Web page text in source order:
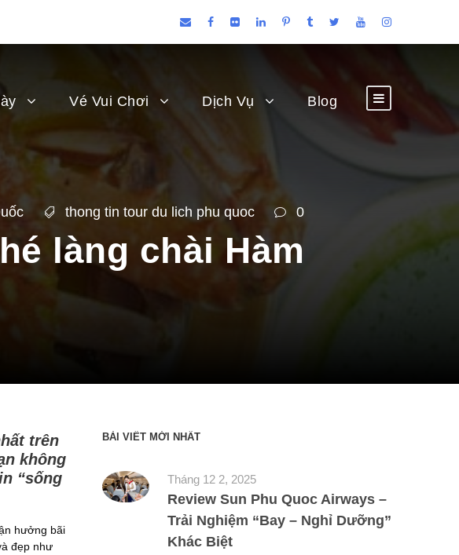
Vé Vui Chơi Dịch Vụ Blog
thong tin tour du lich phu quoc 0
làng chài Hàm
trên
không
“sống
hưởng bãi
đẹp như
BÀI VIẾT MỚI NHẤT
Tháng 12 2, 2025
Review Sun Phu Quoc Airways –
Trải Nghiệm “Bay – Nghỉ Dưỡng”
Khác Biệt